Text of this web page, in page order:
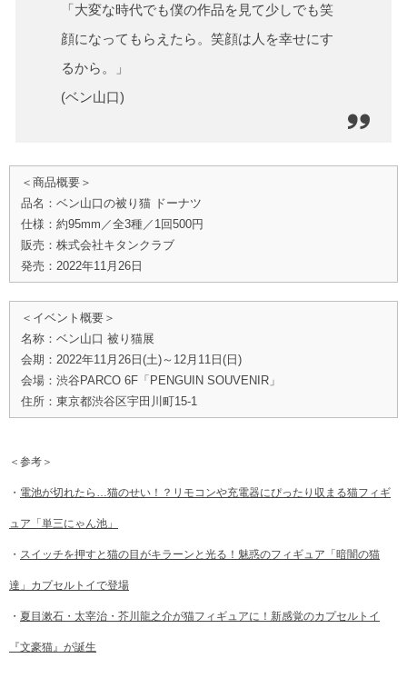
「大変な時代でも僕の作品を見て少しでも笑
顔になってもらえたら。笑顔は人を幸せにす
るから。」
(ベン山口)
＜商品概要＞
品名：ベン山口の被り猫 ドーナツ
仕様：約95mm／全3種／1回500円
販売：株式会社キタンクラブ
発売：2022年11月26日
＜イベント概要＞
名称：ベン山口 被り猫展
会期：2022年11月26日(土)～12月11日(日)
会場：渋谷PARCO 6F「PENGUIN SOUVENIR」
住所：東京都渋谷区宇田川町15-1
＜参考＞
・ 電池が切れたら…猫のせい！？リモコンや充電器にぴったり収まる猫フィギ
ュア「単三にゃん池」
・ スイッチを押すと猫の目がキラーンと光る！魅惑のフィギュア「暗闇の猫
達」カプセルトイで登場
・ 夏目漱石・太宰治・芥川龍之介が猫フィギュアに！新感覚のカプセルトイ
『文豪猫』が誕生